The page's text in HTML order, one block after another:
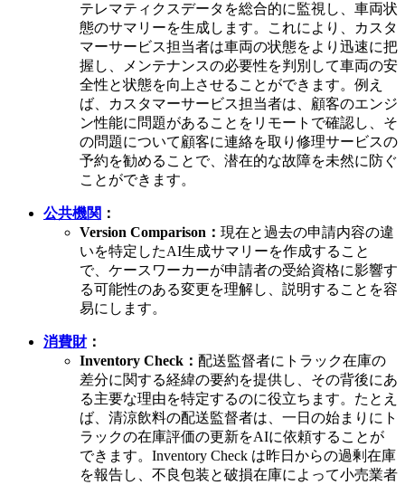
テレマティクスデータを総合的に監視し、車両状
態のサマリーを生成します。これにより、カスタ
マーサービス担当者は車両の状態をより迅速に把
握し、メンテナンスの必要性を判別して車両の安
全性と状態を向上させることができます。例え
ば、カスタマーサービス担当者は、顧客のエンジ
ン性能に問題があることをリモートで確認し、そ
の問題について顧客に連絡を取り修理サービスの
予約を勧めることで、潜在的な故障を未然に防ぐ
ことができます。
公共機関 ：
Version Comparison： 現在と過去の申請内容の違
いを特定したAI生成サマリーを作成すること
で、ケースワーカーが申請者の受給資格に影響す
る可能性のある変更を理解し、説明することを容
易にします。
消費財：
Inventory Check： 配送監督者にトラック在庫の
差分に関する経緯の要約を提供し、その背後にあ
る主要な理由を特定するのに役立ちます。たとえ
ば、清涼飲料の配送監督者は、一日の始まりにト
ラックの在庫評価の更新をAIに依頼することが
できます。Inventory Check は昨日からの過剰在庫
を報告し、不良包装と破損在庫によって小売業者